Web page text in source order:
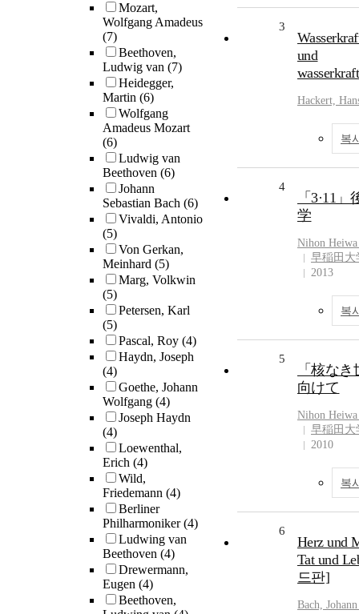
Mozart,
Wolfgang Amadeus
(7)
Beethoven,
Ludwig van (7)
Heidegger,
Martin (6)
Wolfgang
Amadeus Mozart
(6)
Ludwig van
Beethoven (6)
Johann
Sebastian Bach (6)
Vivaldi, Antonio
(5)
Von Gerkan,
Meinhard (5)
Marg, Volkwin
(5)
Petersen, Karl
(5)
Pascal, Roy (4)
Haydn, Joseph
(4)
Goethe, Johann
Wolfgang (4)
Joseph Haydn
(4)
Loewenthal,
Erich (4)
Wild,
Friedemann (4)
Berliner
Philharmoniker(4)
Ludwing van
Beethoven (4)
Drewermann,
Eugen (4)
Beethoven,
3
und
Hackert,
복
4
「3·11
学
Nihon
早稲田大
2013
복
5
「核な
向けて
Nihon
早稲田大
2010
복
6
Herz und
Tat und
드판]
Bach,